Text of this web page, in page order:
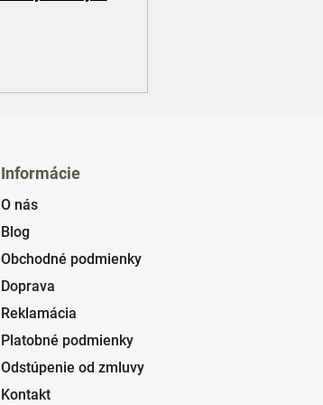
Informácie
O nás
Blog
Obchodné podmienky
Doprava
Reklamácia
Platobné podmienky
Odstúpenie od zmluvy
Kontakt